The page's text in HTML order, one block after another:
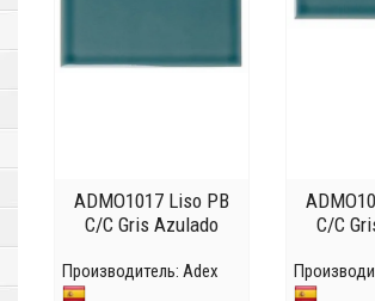
ADMO1017 Liso PB
C/C Gris Azulado
Производитель: Adex
C/C